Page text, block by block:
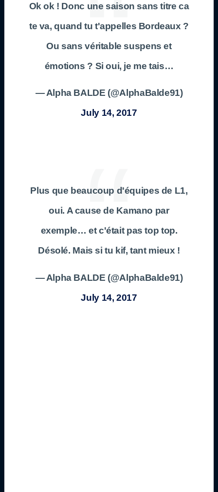
Ok ok ! Donc une saison sans titre ca
te va, quand tu t'appelles Bordeaux ?
Ou sans véritable suspens et
émotions ? Si oui, je me tais…
— Alpha BALDE (@AlphaBalde91)
July 14, 2017
Plus que beaucoup d'équipes de L1,
oui. A cause de Kamano par
exemple… et c'était pas top top.
Désolé. Mais si tu kif, tant mieux !
— Alpha BALDE (@AlphaBalde91)
July 14, 2017